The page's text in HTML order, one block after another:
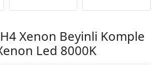
Xenon Beyinli Komple
Led 8000K